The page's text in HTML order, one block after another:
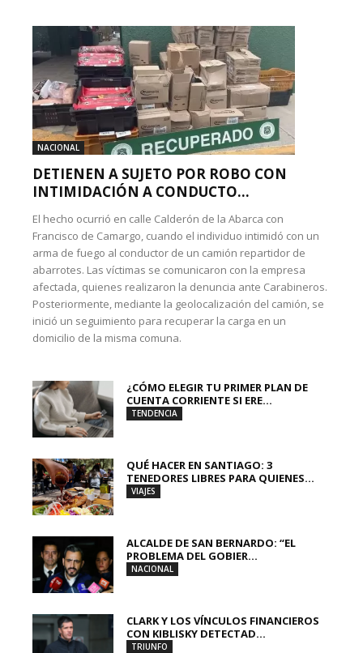
NACIONAL
DETIENEN A SUJETO POR ROBO CON
INTIMIDACIÓN A CONDUCTO...
El hecho ocurrió en calle Calderón de la Abarca con
Francisco de Camargo, cuando el individuo intimidó con un
arma de fuego al conductor de un camión repartidor de
abarrotes. Las víctimas se comunicaron con la empresa
afectada, quienes realizaron la denuncia ante Carabineros.
Posteriormente, mediante la geolocalización del camión, se
inició un seguimiento para recuperar la carga en un
domicilio de la misma comuna.
¿CÓMO ELEGIR TU PRIMER PLAN DE
CUENTA CORRIENTE SI ERE...
TENDENCIA
QUÉ HACER EN SANTIAGO: 3
TENEDORES LIBRES PARA QUIENES...
VIAJES
ALCALDE DE SAN BERNARDO: “EL
PROBLEMA DEL GOBIER...
NACIONAL
CLARK Y LOS VÍNCULOS FINANCIEROS
CON KIBLISKY DETECTAD...
TRIUNFO